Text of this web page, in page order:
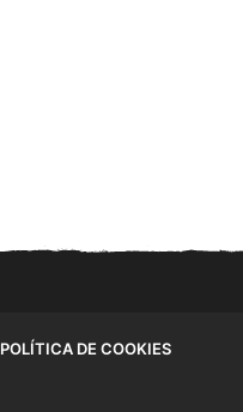
POLÍTICA DE COOKIES